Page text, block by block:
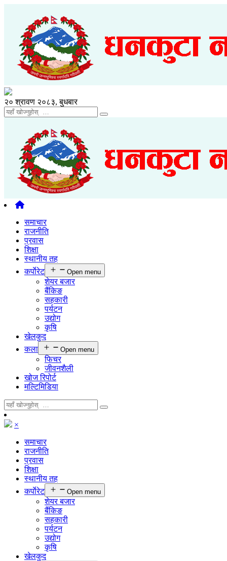
२० श्रावण २०८३, बुधबार
समाचार
राजनीति
प्रवास
शिक्षा
स्थानीय तह
कर्पाेरेट
Open menu
शेयर बजार
बैंकिङ
सहकारी
पर्यटन
उद्योग
कृषि
खेलकुद
कला
Open menu
फिचर
जीवनशैली
खोज रिपोर्ट
मल्टिमिडिया
×
समाचार
राजनीति
प्रवास
शिक्षा
स्थानीय तह
कर्पाेरेट
Open menu
शेयर बजार
बैंकिङ
सहकारी
पर्यटन
उद्योग
कृषि
खेलकुद